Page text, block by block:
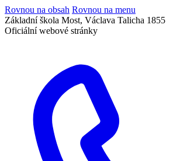
Rovnou na obsah Rovnou na menu
Základní škola Most, Václava Talicha 1855
Oficiální webové stránky